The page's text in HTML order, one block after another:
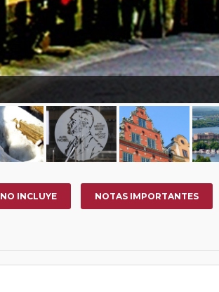
NO INCLUYE NOTAS IMPORTANTES